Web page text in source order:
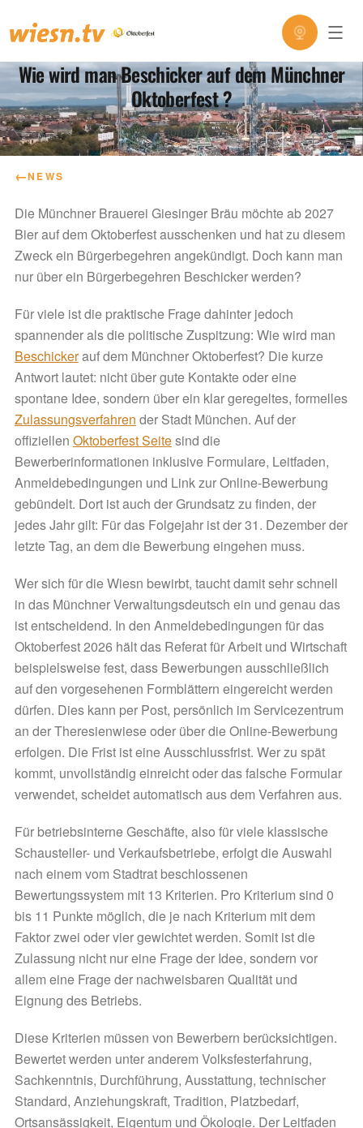
Wie wird man Beschicker auf dem Münchner
Oktoberfest ?
24. Februar 2026
←NEWS
Die Münchner Brauerei Giesinger Bräu möchte ab 2027
Bier auf dem Oktoberfest ausschenken und hat zu diesem
Zweck ein Bürgerbegehren angekündigt. Doch kann man
nur über ein Bürgerbegehren Beschicker werden?
Für viele ist die praktische Frage dahinter jedoch
spannender als die politische Zuspitzung: Wie wird man
Beschickerauf dem Münchner Oktoberfest? Die kurze
Antwort lautet: nicht über gute Kontakte oder eine
spontane Idee, sondern über ein klar geregeltes, formelles
Zulassungsverfahren der Stadt München. Auf der
offiziellen Oktoberfest Seitesind die
Bewerberinformationen inklusive Formulare, Leitfaden,
Anmeldebedingungen und Link zur Online-Bewerbung
gebündelt. Dort ist auch der Grundsatz zu finden, der
jedes Jahr gilt: Für das Folgejahr ist der 31. Dezember der
letzte Tag, an dem die Bewerbung eingehen muss.
Wer sich für die Wiesn bewirbt, taucht damit sehr schnell
in das Münchner Verwaltungsdeutsch ein und genau das
ist entscheidend. In den Anmeldebedingungen für das
Oktoberfest 2026 hält das Referat für Arbeit und Wirtschaft
beispielsweise fest, dass Bewerbungen ausschließlich
auf den vorgesehenen Formblättern eingereicht werden
dürfen. Dies kann per Post, persönlich im Servicezentrum
an der Theresienwiese oder über die Online-Bewerbung
erfolgen. Die Frist ist eine Ausschlussfrist. Wer zu spät
kommt, unvollständig einreicht oder das falsche Formular
verwendet, scheidet automatisch aus dem Verfahren aus.
Für betriebsinterne Geschäfte, also für viele klassische
Schausteller- und Verkaufsbetriebe, erfolgt die Auswahl
nach einem vom Stadtrat beschlossenen
Bewertungssystem mit 13 Kriterien. Pro Kriterium sind 0
bis 11 Punkte möglich, die je nach Kriterium mit dem
Faktor zwei oder vier gewichtet werden. Somit ist die
Zulassung nicht nur eine Frage der Idee, sondern vor
allem eine Frage der nachweisbaren Qualität und
Eignung des Betriebs.
Diese Kriterien müssen von Bewerbern berücksichtigen.
Bewertet werden unter anderem Volksfesterfahrung,
Sachkenntnis, Durchführung, Ausstattung, technischer
Standard, Anziehungskraft, Tradition, Platzbedarf,
Ortsansässigkeit, Eigentum und Ökologie. Der Leitfaden